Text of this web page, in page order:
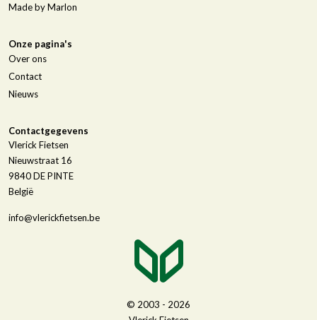
Made by Marlon
Onze pagina's
Over ons
Contact
Nieuws
Contactgegevens
Vlerick Fietsen
Nieuwstraat 16
9840DE PINTE
België
info@vlerickfietsen.be
© 2003 - 2026